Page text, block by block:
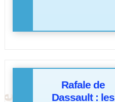
Rafale de
Dassault : les